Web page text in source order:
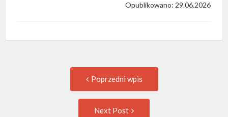
Opublikowano: 29.06.2026
navigation
Poprzedni wpis
Next Post